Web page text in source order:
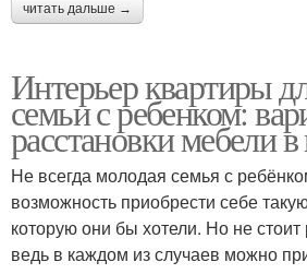
читать дальше →
Интерьер квартиры
семьи с ребенком:
расстановки мебели
Не всегда молодая семья с
возможность приобрести себе
которую они бы хотели. Но не стоит
ведь в каждом из случаев можно